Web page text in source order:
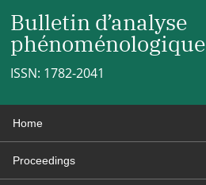
Bulletin d’analyse
phénoménologique
ISSN: 1782-2041
Home
Proceedings